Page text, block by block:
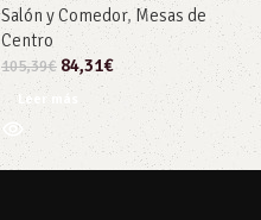
Salón y Comedor,Mesas de
Centro
105,39€ 84,31€
Leer más